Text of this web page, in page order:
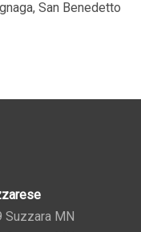
San Benedetto
Suzzara MN